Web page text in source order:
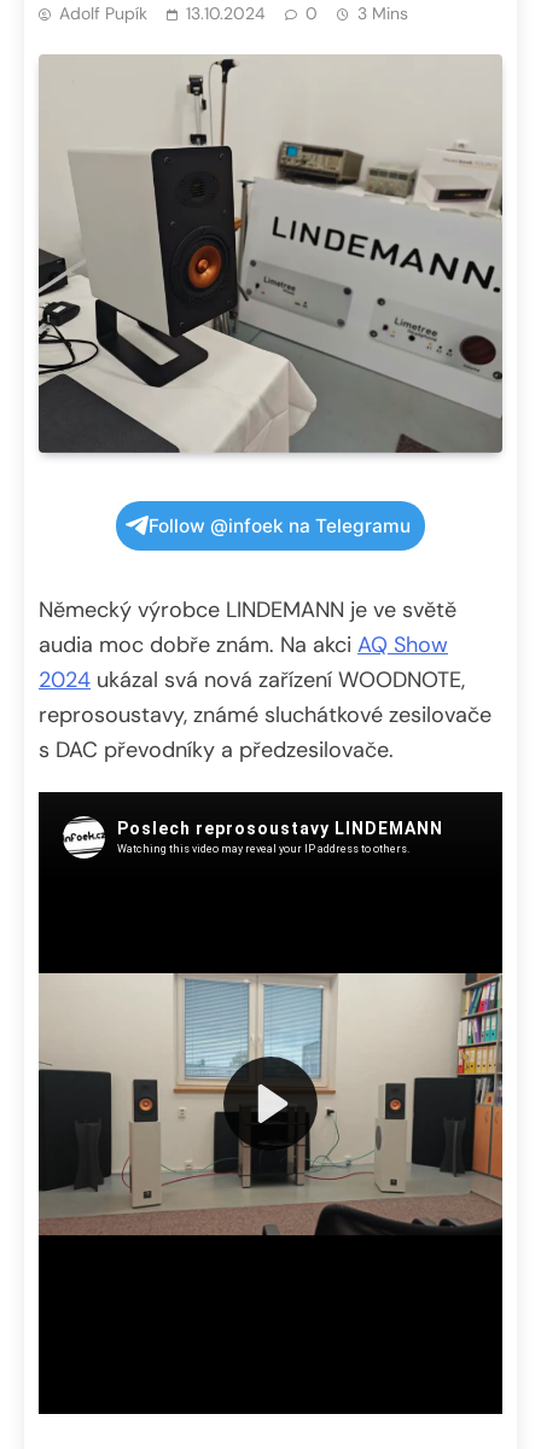
Adolf Pupík 13.10.2024 0 3 Mins
Follow @infoek na Telegramu
Německý výrobce LINDEMANN je ve světě
audia moc dobře znám. Na akci AQ Show
2024 ukázal svá nová zařízení WOODNOTE,
reprosoustavy, známé sluchátkové zesilovače
s DAC převodníky a předzesilovače.